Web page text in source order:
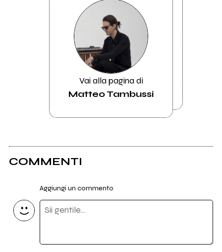
Vai alla pagina di
Matteo Tambussi
COMMENTI
Aggiungi un commento